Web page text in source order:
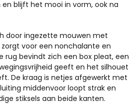
blijft het mooi in vorm, ook na
door ingezette mouwen met
voor een nonchalante en
rug bevindt zich een box pleat, een
geeft en het silhouet
De kraag is netjes afgewerkt met
middenvoor loopt strak en
stiksels aan beide kanten.